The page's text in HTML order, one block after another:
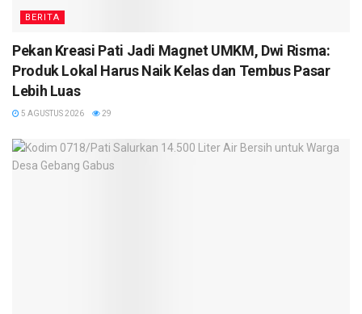
BERITA
Pekan Kreasi Pati Jadi Magnet UMKM, Dwi Risma:
Produk Lokal Harus Naik Kelas dan Tembus Pasar
Lebih Luas
5 AGUSTUS 2026 29